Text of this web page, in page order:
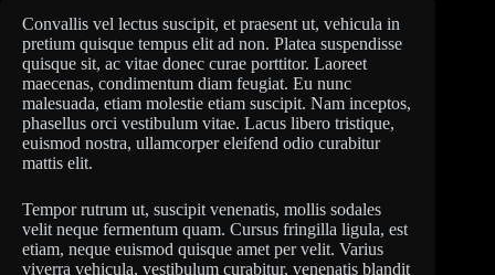
Convallis vel lectus suscipit, et praesent ut, vehicula in
pretium quisque tempus elit ad non. Platea suspendisse
quisque sit, ac vitae donec curae porttitor. Laoreet
maecenas, condimentum diam feugiat. Eu nunc
malesuada, etiam molestie etiam suscipit. Nam inceptos,
phasellus orci vestibulum vitae. Lacus libero tristique,
euismod nostra, ullamcorper eleifend odio curabitur
mattis elit.
Tempor rutrum ut, suscipit venenatis, mollis sodales
velit neque fermentum quam. Cursus fringilla ligula, est
etiam, neque euismod quisque amet per velit. Varius
viverra vehicula, vestibulum curabitur, venenatis blandit